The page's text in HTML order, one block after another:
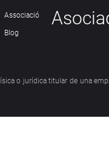
Associació
Blog
o jurídica titular de una